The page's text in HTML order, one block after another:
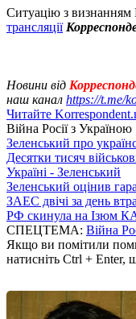
Ситуацію з
трансляції
Новини від
наш канал https://t.me/
Читайте
Війна Росії з Україною
Зеленський про
Десятки тисяч
Україні - Зеленський
Зеленський оцінив
ЗАЕС двічі за день
РФ скинула на Ізюм
СПЕЦТЕМА: Війна
Якщо ви помітили
натисніть Ctrl + Enter,